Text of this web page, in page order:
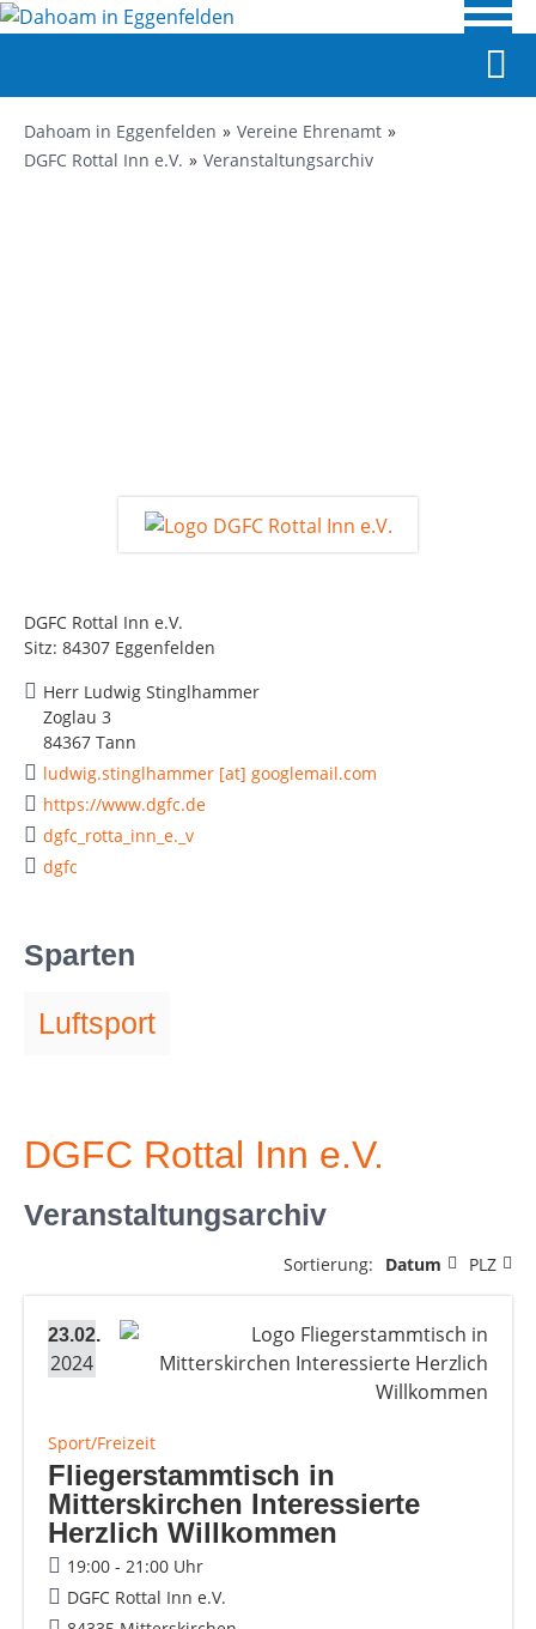
Dahoam in Eggenfelden
Vereine Ehrenamt
DGFC Rottal Inn e.V.
Veranstaltungsarchiv
DGFC Rottal Inn e.V.
Sitz: 84307 Eggenfelden
Herr Ludwig Stinglhammer
Zoglau 3
84367 Tann
ludwig.stinglhammer [at] googlemail.com
https://www.dgfc.de
dgfc_rotta_inn_e._v
dgfc
Sparten
Luftsport
DGFC Rottal Inn e.V.
Veranstaltungsarchiv
Sortierung: Datum PLZ
23.02.
2024
Sport/Freizeit
Fliegerstammtisch in
Mitterskirchen Interessierte
Herzlich Willkommen
19:00 - 21:00 Uhr
DGFC Rottal Inn e.V.